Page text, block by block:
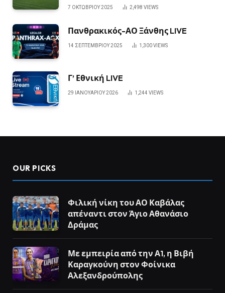
7 ΟΚΤΩΒΡΊΟΥ 2025 2,498 VIEWS
Πανθρακικός-ΑΟ Ξάνθης LIVE
14 ΣΕΠΤΕΜΒΡΊΟΥ 2025 1,300VIEWS
Γ’ Εθνική LIVE
29 ΙΑΝΟΥΑΡΊΟΥ 2026 1,244 VIEWS
OUR PICKS
Φιλική νίκη του ΑΟ Καβάλας
απέναντι στον Άγιο Αθανάσιο
Δράμας
Με εμπειρία από την Α1, η Βιβή
Καραγκούνη στον Φοίνικα
Αλεξανδρούπολης